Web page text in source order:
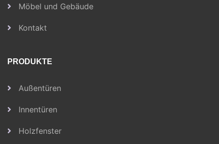
Möbel und Gebäude
Kontakt
PRODUKTE
Außentüren
Innentüren
Holzfenster